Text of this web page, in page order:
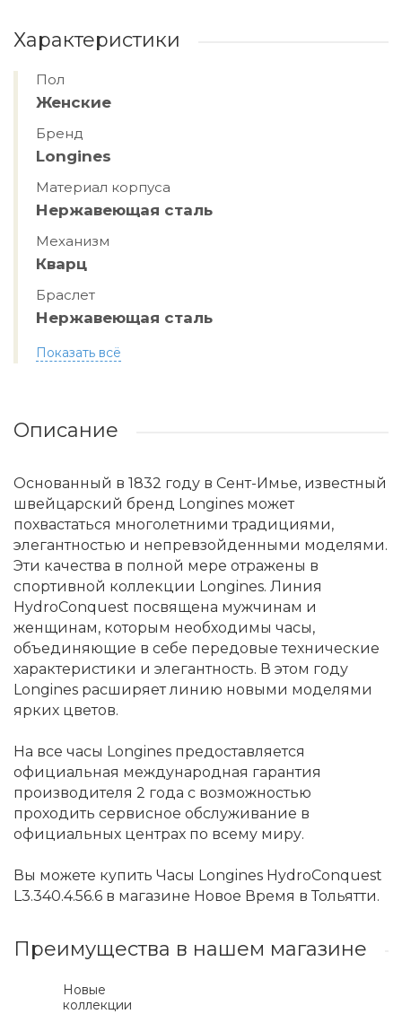
Характеристики
Пол
Женские
Бренд
Longines
Материал корпуса
Нержавеющая сталь
Механизм
Кварц
Браслет
Нержавеющая сталь
Показать всё
Описание
Основанный в 1832 году в Сент-Имье, известный
швейцарский бренд Longines может
похвастаться многолетними традициями,
элегантностью и непревзойденными моделями.
Эти качества в полной мере отражены в
спортивной коллекции Longines. Линия
HydroConquest посвящена мужчинам и
женщинам, которым необходимы часы,
объединяющие в себе передовые технические
характеристики и элегантность. В этом году
Longines расширяет линию новыми моделями
ярких цветов.
На все часы Longines предоставляется
официальная международная гарантия
производителя 2 года с возможностью
проходить сервисное обслуживание в
официальных центрах по всему миру.
Вы можете купить Часы Longines HydroConquest
L3.340.4.56.6 в магазине Новое Время в Тольятти.
Преимущества в нашем магазине
Новые
коллекции